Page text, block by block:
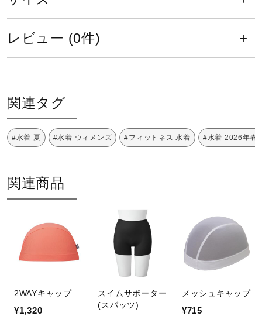
その他
取扱店一覧
液温は40℃を限度とし、手洗い が
できる
塩素系及び酸素系漂白剤の使用禁止
レビュー (0件)
関連タグ
#水着 夏 #水着 ウィメンズ #フィットネス 水着 #水着 2026年春
関連商品
2WAYキャップ
¥1,320
スイムサポーター
(スパッツ)
メッシュキャップ
¥715